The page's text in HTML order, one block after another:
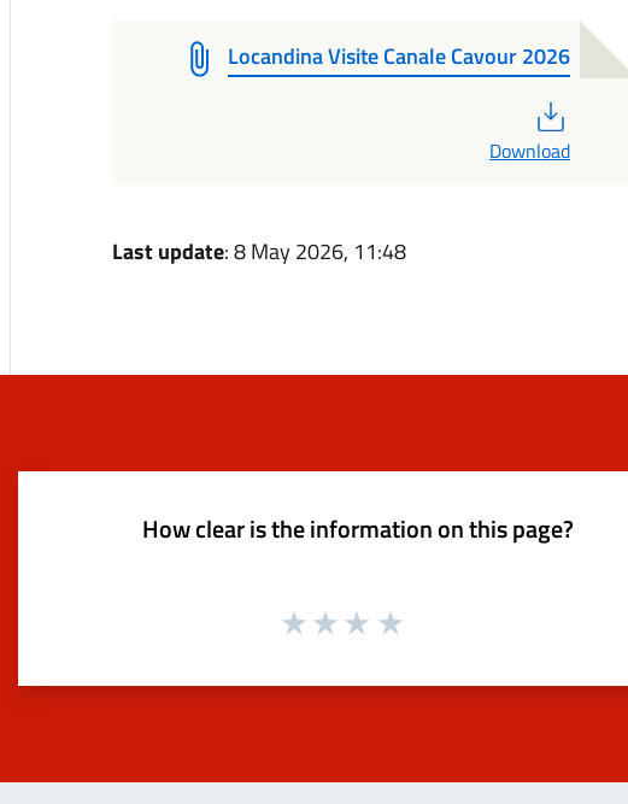
Locandina Visite Canale Cavour 2026
Download
Last update: 8 May 2026, 11:48
How clear is the information on this page?